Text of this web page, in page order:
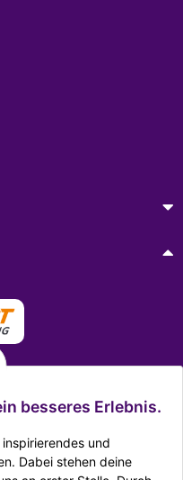
besseres Erlebnis.
und
Dabei stehen deine